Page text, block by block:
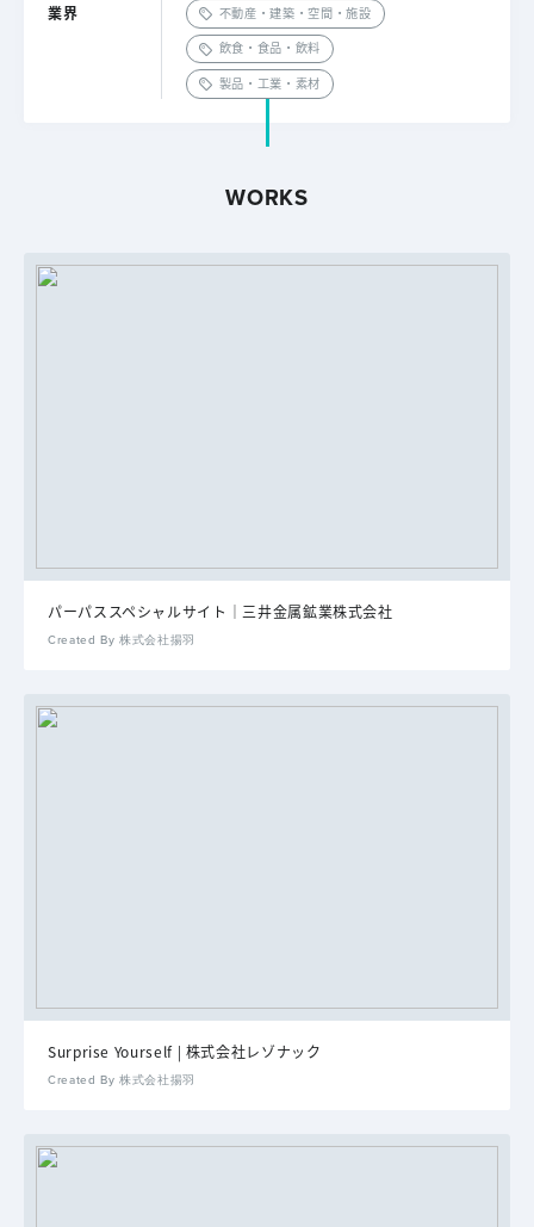
業界
不動産・建築・空間・施設
飲食・食品・飲料
製品・工業・素材
WORKS
パーパススペシャルサイト｜三井金属鉱業株式会社
Created By 株式会社揚羽
Surprise Yourself | 株式会社レゾナック
Created By 株式会社揚羽